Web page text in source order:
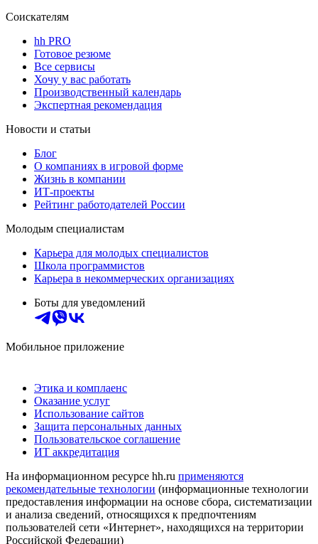
Соискателям
hh PRO
Готовое резюме
Все сервисы
Хочу у вас работать
Производственный календарь
Экспертная рекомендация
Новости и статьи
Блог
О компаниях в игровой форме
Жизнь в компании
ИТ-проекты
Рейтинг работодателей России
Молодым специалистам
Карьера для молодых специалистов
Школа программистов
Карьера в некоммерческих организациях
Боты для уведомлений
Мобильное приложение
Этика и комплаенс
Оказание услуг
Использование сайтов
Защита персональных данных
Пользовательское соглашение
ИТ аккредитация
На информационном ресурсе hh.ru применяются
рекомендательные технологии (информационные технологии
предоставления информации на основе сбора, систематизации
и анализа сведений, относящихся к предпочтениям
пользователей сети «Интернет», находящихся на территории
Российской Федерации)